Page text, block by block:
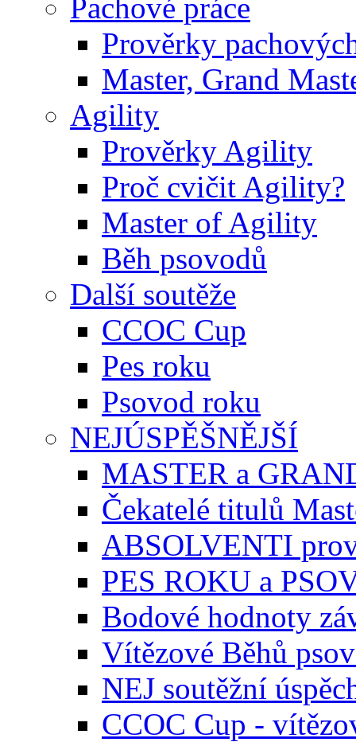
Pachové práce
Prověrky
Master, Grand
Agility
Prověrky Agility
Proč cvičit Agility?
Master of Agility
Běh psovodů
Další soutěže
CCOC Cup
Pes roku
Psovod roku
NEJÚSPĚŠNĚJŠÍ
MASTER a
Čekatelé titulů
ABSOLVENTI
PES ROKU a
Bodové hodnoty
Vítězové Běhů
NEJ soutěžní
CCOC Cup -